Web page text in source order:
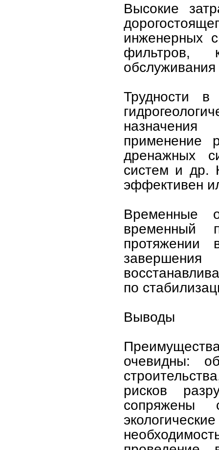
Высокие
инженерных
фильтров,
Трудности
применение
дренажных
систем и др.
эффективен
Временные
временный
протяжении
по
Выводы
очевидны:
рисков
сопряжены